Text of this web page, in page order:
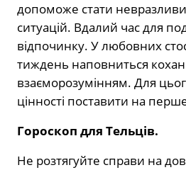
допоможе стати
ситуацій. Вдалий час для
відпочинку. У любовних
тиждень наповниться
взаєморозумінням. Для
цінності поставити на
Гороскоп для Тельців.
Не розтягуйте справи на